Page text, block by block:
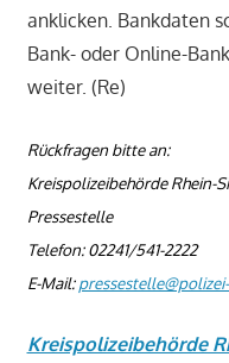
anklicken. Bankdaten
Bank- oder Online-
weiter. (Re)
Rückfragen bitte an:
Kreispolizeibehörde Rhein-
Pressestelle
Telefon: 02241/541-2222
E-Mail:
Kreispolizeibehörde